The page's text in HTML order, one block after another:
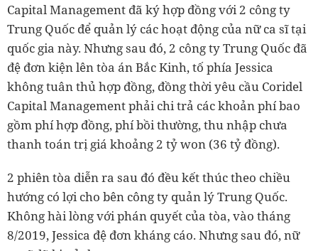
Capital Management đã ký hợp đồng với 2 công ty
Trung Quốc để quản lý các hoạt động của nữ ca sĩ tại
quốc gia này. Nhưng sau đó, 2 công ty Trung Quốc đã
đệ đơn kiện lên tòa án Bắc Kinh, tố phía Jessica
không tuân thủ hợp đồng, đồng thời yêu cầu Coridel
Capital Management phải chi trả các khoản phí bao
gồm phí hợp đồng, phí bồi thường, thu nhập chưa
thanh toán trị giá khoảng 2 tỷ won (36 tỷ đồng).
2 phiên tòa diễn ra sau đó đều kết thúc theo chiều
hướng có lợi cho bên công ty quản lý Trung Quốc.
Không hài lòng với phán quyết của tòa, vào tháng
8/2019, Jessica đệ đơn kháng cáo. Nhưng sau đó, nữ